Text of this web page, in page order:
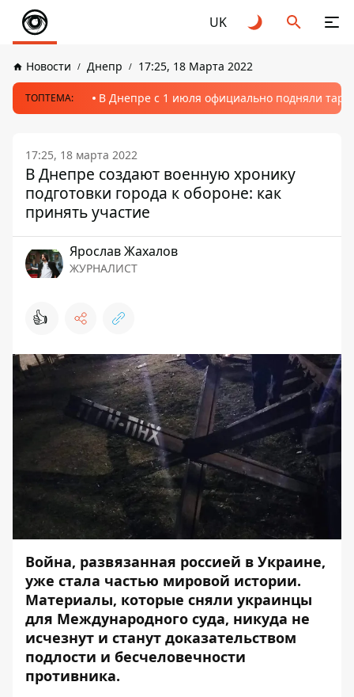
UK
Новости Днепр 17:25, 18 Марта 2022
ТОПТЕМА: В Днепре с 1 июля официально подняли
17:25, 18 марта 2022
В Днепре создают военную хронику
подготовки города к обороне: как
принять участие
Ярослав Жахалов
ЖУРНАЛИСТ
👍
Война, развязанная россией в Украине,
уже стала частью мировой истории.
Материалы, которые сняли украинцы
для Международного суда, никуда не
исчезнут и станут доказательством
подлости и бесчеловечности
противника.